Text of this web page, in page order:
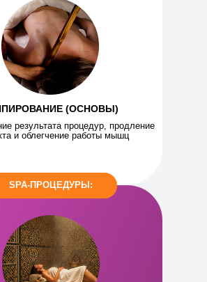
SPA-ПРОЦЕДУРЫ:
результата процедур, продление
и облегчение работы мышц
(ОСНОВЫ)